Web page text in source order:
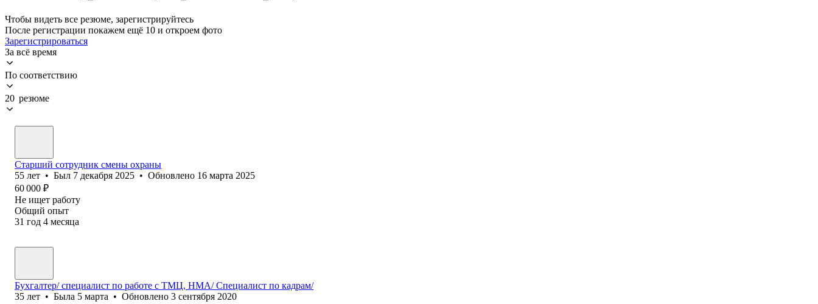
Чтобы видеть все резюме, зарегистрируйтесь
После регистрации покажем ещё 10 и откроем фото
Зарегистрироваться
За всё время
По соответствию
20 резюме
Старший сотрудник смены охраны
55 лет • Был 7 декабря 2025 • Обновлено 16 марта 2025
60 000 ₽
Не ищет работу
Общий опыт
31 год 4 месяца
Бухгалтер/ специалист по работе с ТМЦ, НМА/ Специалист по кадрам/
35 лет • Была 5 марта • Обновлено 3 сентября 2020